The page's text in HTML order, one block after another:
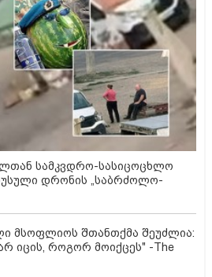
სამკვდრო-სასიცოცხლო
დრონის „საბრძოლო-
მსოფლიოს შთანთქმა შეუძლია:
იცის, როგორ მოიქცეს" -The